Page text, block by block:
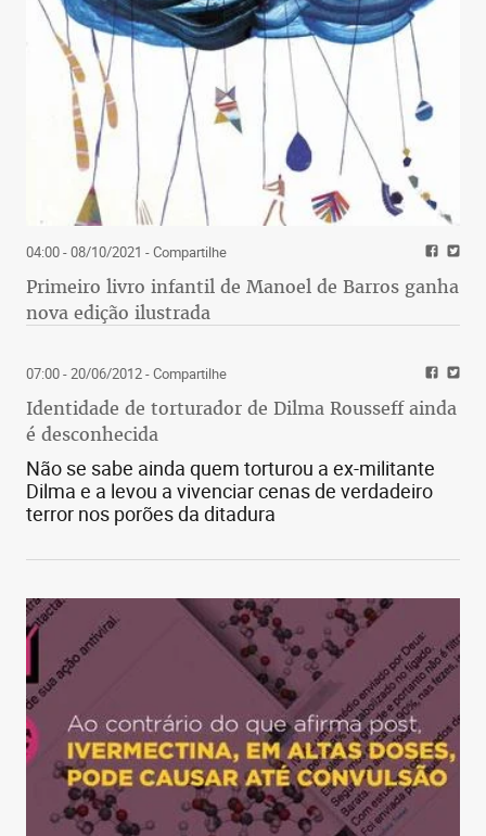
04:00 - 08/10/2021 - Compartilhe
Primeiro livro infantil de Manoel de Barros ganha
nova edição ilustrada
07:00 - 20/06/2012- Compartilhe
Identidade de torturador de Dilma Rousseff ainda
é desconhecida
Não se sabe ainda quem torturou a ex-militante
Dilma e a levou a vivenciar cenas de verdadeiro
terror nos porões da ditadura